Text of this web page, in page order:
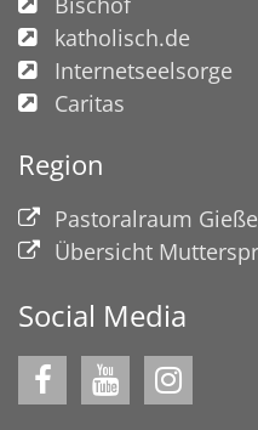
katholisch.de
Internetseelsorge
Caritas
Region
Pastoralraum
Übersicht
Social Media